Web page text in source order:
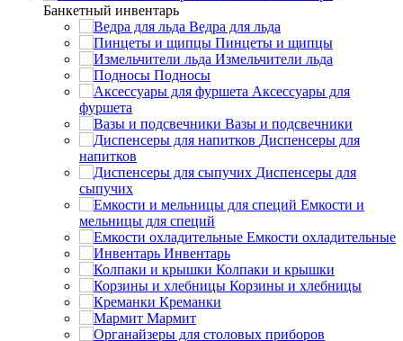
Банкетный инвентарь
Ведра для льда
Пинцеты и щипцы
Измельчители льда
Подносы
Аксессуары для
фуршета
Вазы и подсвечники
Диспенсеры для
напитков
Диспенсеры для
сыпучих
Емкости и
мельницы для специй
Емкости охладительные
Инвентарь
Колпаки и крышки
Корзины и хлебницы
Креманки
Мармит